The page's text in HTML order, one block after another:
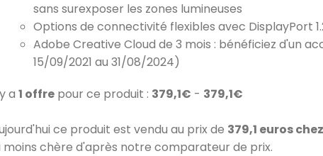
sans surexposer les zones lumineuses
Options de connectivité flexibles avec DisplayPort
Adobe Creative Cloud de 3 mois : bénéficiez d'un
15/09/2021 au 31/08/2024)
a 1 offre pour ce produit : 379,1€ - 379,1€
ce produit est vendu au prix de 379,1 euros
moins chère d'après notre comparateur de prix.